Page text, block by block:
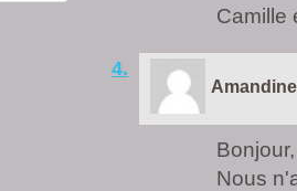
Camille
4.
Bonjour,
Nous